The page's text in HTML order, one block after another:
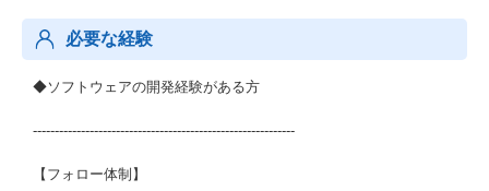
必要な経験
◆ソフトウェアの開発経験がある方
------------------------------------------------------------
【フォロー体制】